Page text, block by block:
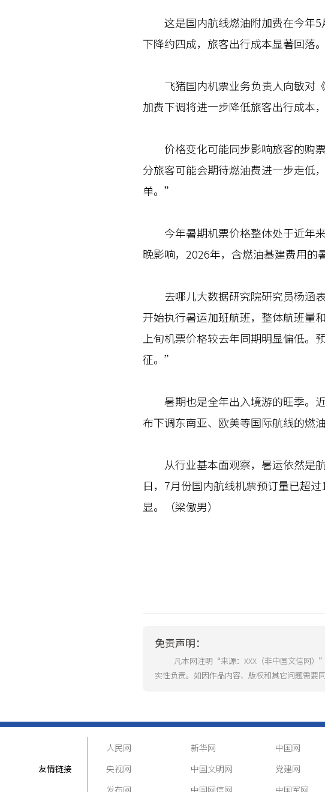
这是国内航线燃油附加费在今年5
下降约四成，旅客出行成本显著回落。
飞猪国内机票业务负责人向敏对《
加费下调将进一步降低旅客出行成本
价格变化可能同步影响旅客的购票
分旅客可能会期待燃油费进一步走低
单。”
今年暑期机票价格整体处于近年来
晚影响，2026年，含燃油基建费用的
去哪儿大数据研究院研究员杨涵表
开始执行暑运加班航班，整体航班量
上旬机票价格较去年同期明显偏低
征。”
暑期也是全年出入境游的旺季。近
布下调东南亚、欧美等国际航线的燃
从行业基本面观察，暑运依然是航
日，7月份国内航线机票预订量已超
显。（梁傲男）
免责声明：
凡本网注明“来源：XXX（非中国文信网
实性负责。如因作品内容、版权和其它问题需要
友情链接
人民网 新华网 中国网
央视网
中国文明网 党建网
发布网
中国网信网 中国军网